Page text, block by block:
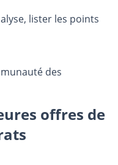
lister les points
des
offres de